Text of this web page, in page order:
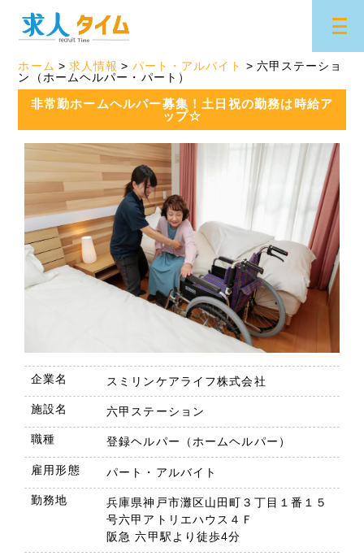
ホーム 求人情報 パート・アルバイト
六甲ステーショ
ン（ホームヘルパー・パート）
非常勤ホームヘルパー募集！土日祝の勤務は時給ア
ップ☆
企業名 スミリンケアライフ株式会社
施設名 六甲ステーション
職種 登録ヘルパー（ホームヘルパー）
雇用形態 パート・アルバイト
勤務地
兵庫県神戸市灘区山田町３丁目１番１５
号六甲アトリエハウス４Ｆ
阪急 六甲駅より徒歩4分